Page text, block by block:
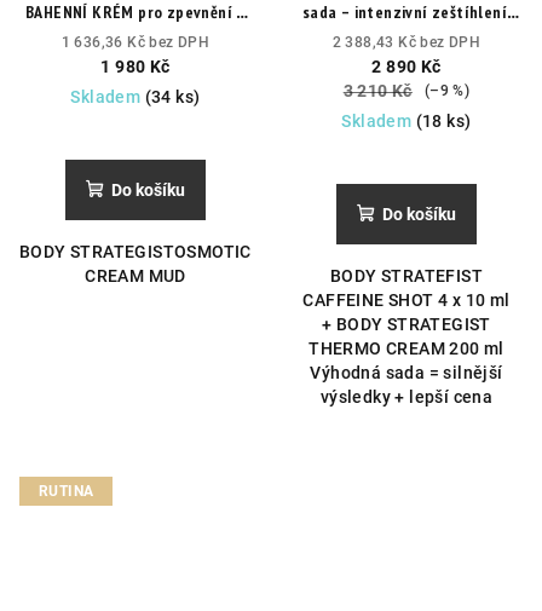
BAHENNÍ KRÉM pro zpevnění a
odvodněníVychlazující efekt,
odvodnění, zlepšení pevnosti
pokožky těla.
1 636,36 Kč bez DPH
1 980 Kč
Skladem (34 ks)
Do košíku
BODY STRATEGISTOSMOTIC
CREAM MUD
sada – intenzivní zeštíhlení,
spalování tuku a hladší
kontury.
2 388,43 Kč bez DPH
2 890 Kč
3 210 Kč
(–9 %)
Skladem (18 ks)
Do košíku
BODY STRATEFIST
CAFFEINE SHOT 4 x 10 ml
+ BODY STRATEGIST
THERMO CREAM 200 ml
Výhodná sada = silnější
výsledky + lepší cena
RUTINA